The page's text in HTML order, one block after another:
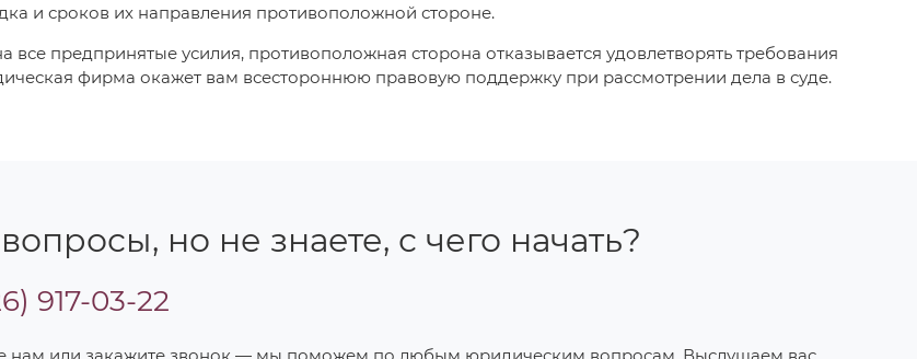
и сроков их направления противоположной стороне.
все предпринятые усилия, противоположная сторона отказывается удовлетворять требования
фирма окажет вам всестороннюю правовую поддержку при рассмотрении дела в суде.
но не знаете, с чего начать?
917-03-22